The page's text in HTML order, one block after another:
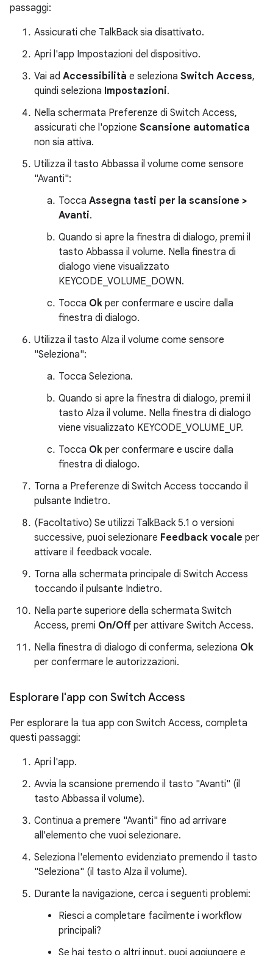
passaggi:
Assicurati che TalkBack sia disattivato.
Apri l'app Impostazioni del dispositivo.
Vai ad Accessibilità e seleziona Switch Access,
quindi seleziona Impostazioni.
Nella schermata Preferenze di Switch Access,
assicurati che l'opzione Scansione automatica
non sia attiva.
Utilizza il tasto Abbassa il volume come sensore
"Avanti":
Tocca Assegna tasti per la scansione >
Avanti.
Quando si apre la finestra di dialogo, premi il
tasto Abbassa il volume. Nella finestra di
dialogo viene visualizzato
KEYCODE_VOLUME_DOWN.
Tocca Ok per confermare e uscire dalla
finestra di dialogo.
Utilizza il tasto Alza il volume come sensore
"Seleziona":
Tocca Seleziona.
Quando si apre la finestra di dialogo, premi il
tasto Alza il volume. Nella finestra di dialogo
viene visualizzato KEYCODE_VOLUME_UP.
Tocca Ok per confermare e uscire dalla
finestra di dialogo.
Torna a Preferenze di Switch Access toccando il
pulsante Indietro.
(Facoltativo) Se utilizzi TalkBack 5.1 o versioni
successive, puoi selezionare Feedback vocale per
attivare il feedback vocale.
Torna alla schermata principale di Switch Access
toccando il pulsante Indietro.
Nella parte superiore della schermata Switch
Access, premi On/Off per attivare Switch Access.
Nella finestra di dialogo di conferma, seleziona Ok
per confermare le autorizzazioni.
Esplorare l'app con Switch Access
Per esplorare la tua app con Switch Access, completa
questi passaggi:
Apri l'app.
Avvia la scansione premendo il tasto "Avanti" (il
tasto Abbassa il volume).
Continua a premere "Avanti" fino ad arrivare
all'elemento che vuoi selezionare.
Seleziona l'elemento evidenziato premendo il tasto
"Seleziona" (il tasto Alza il volume).
Durante la navigazione, cerca i seguenti problemi:
Riesci a completare facilmente i workflow
principali?
Se hai testo o altri input, puoi aggiungere e